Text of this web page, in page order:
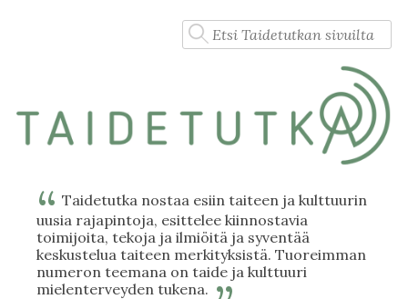
Taidetutka nostaa esiin taiteen ja kulttuurin
uusia rajapintoja, esittelee kiinnostavia
toimijoita, tekoja ja ilmiöitä ja syventää
keskustelua taiteen merkityksistä. Tuoreimman
numeron teemana on taide ja kulttuuri
mielenterveyden tukena.